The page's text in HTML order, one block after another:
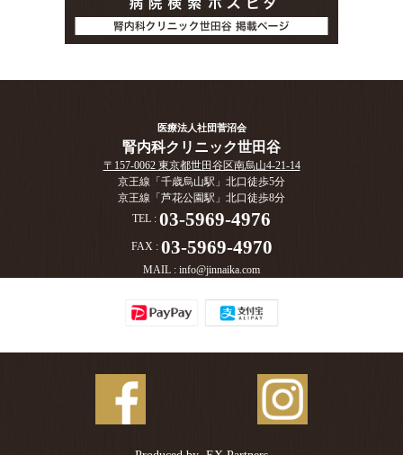
医療法人社団菅沼会
腎内科クリニック世田谷
〒157-0062 東京都世田谷区南烏山4-21-14
京王線「千歳烏山駅」北口徒歩5分
京王線「芦花公園駅」北口徒歩8分
TEL : 03-5969-4976
FAX : 03-5969-4970
MAIL : info@jinnaika.com